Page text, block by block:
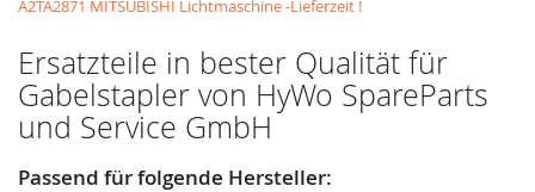
A2TA2871 MITSUBISHI Lichtmaschine -Lieferzeit !
Ersatzteile in bester Qualität für
Gabelstapler von HyWo SpareParts
und Service GmbH
Passend für folgende Hersteller: